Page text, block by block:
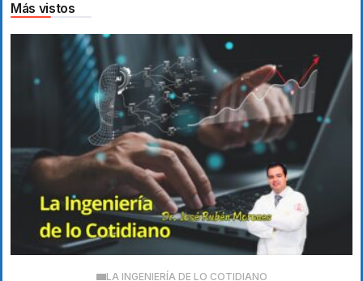
Más vistos
LA INGENIERÍA DE LO COTIDIANO